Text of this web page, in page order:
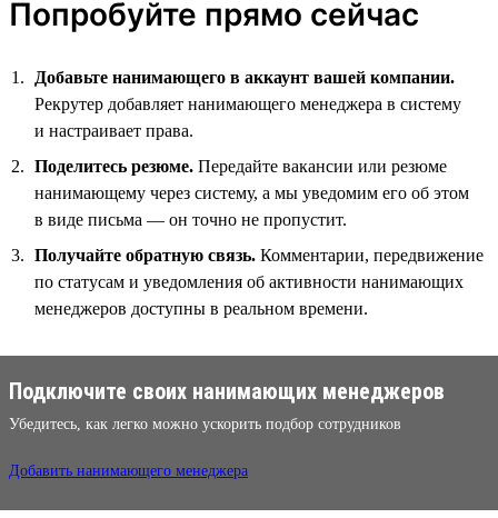
Попробуйте прямо сейчас
Добавьте нанимающего в аккаунт вашей компании.
Рекрутер добавляет нанимающего менеджера в систему
и настраивает права.
Поделитесь резюме. Передайте вакансии или резюме
нанимающему через систему, а мы уведомим его об этом
в виде письма — он точно не пропустит.
Получайте обратную связь. Комментарии, передвижение
по статусам и уведомления об активности нанимающих
менеджеров доступны в реальном времени.
Подключите своих нанимающих менеджеров
Убедитесь, как легко можно ускорить подбор сотрудников
Добавить нанимающего менеджера